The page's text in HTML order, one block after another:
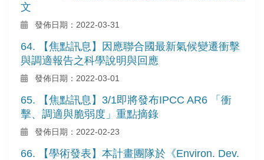
文
發佈日期：2022-03-31
64. 【焦點訊息】因應聯合國最新氣候變遷衝擊
與調適報告之科學說明與回應
發佈日期：2022-03-01
65. 【焦點訊息】3/1即將發布IPCC AR6 「衝
擊、調適與脆弱度」重點摘錄
發佈日期：2022-02-23
66. 【學術發表】本計畫團隊於《Environ. Dev.